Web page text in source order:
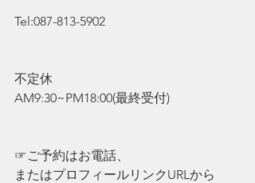
Tel:087-813-5902
不定休
AM9:30~PM18:00(最終受付)
☞ご予約はお電話、
またはプロフィールリンクURLから